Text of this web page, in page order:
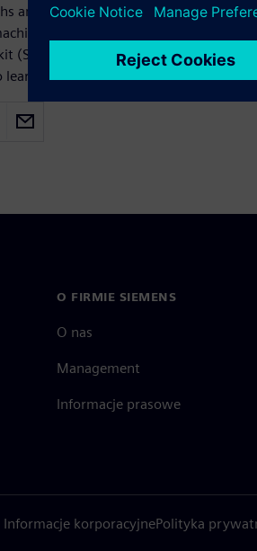
and charts, statistical analysis, time
learning, communication and a
(SDK) for developing custom language
learn more.
O FIRMIE SIEMENS
O nas
Management
Informacje prasowe
Informacje korporacyjnePolityka